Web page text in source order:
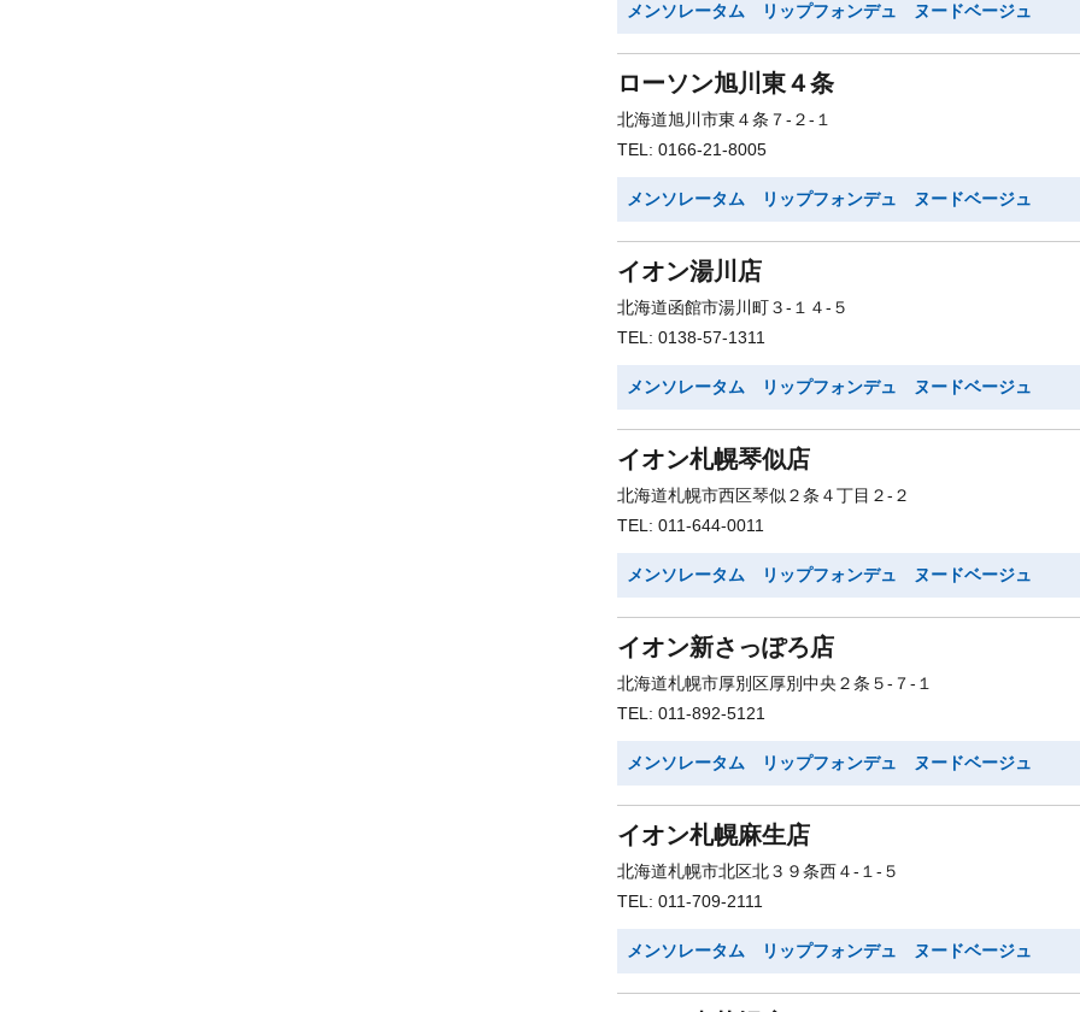
メンソレータム リップフォンデュ ヌードベージュ
ローソン旭川東４条
北海道旭川市東４条７-２-１
TEL: 0166-21-8005
メンソレータム リップフォンデュ ヌードベージュ
イオン湯川店
北海道函館市湯川町３-１４-５
TEL: 0138-57-1311
メンソレータム リップフォンデュ ヌードベージュ
イオン札幌琴似店
北海道札幌市西区琴似２条４丁目２-２
TEL: 011-644-0011
メンソレータム リップフォンデュ ヌードベージュ
イオン新さっぽろ店
北海道札幌市厚別区厚別中央２条５-７-１
TEL: 011-892-5121
メンソレータム リップフォンデュ ヌードベージュ
イオン札幌麻生店
北海道札幌市北区北３９条西４-１-５
TEL: 011-709-2111
メンソレータム リップフォンデュ ヌードベージュ